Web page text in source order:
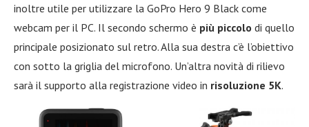
inoltre utile per utilizzare la GoPro Hero 9 Black come
webcam per il PC. Il secondo schermo è più piccolo di quello
principale posizionato sul retro. Alla sua destra c’è l’obiettivo
con sotto la griglia del microfono. Un’altra novità di rilievo
sarà il supporto alla registrazione video in risoluzione 5K.